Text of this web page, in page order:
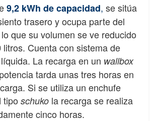
9,2 kWh de capacidad, se sitúa
trasero y ocupa parte del
que su volumen se ve reducido
litros. Cuenta con sistema de
La recarga en un wallbox
tarda unas tres horas en
Si se utiliza un enchufe
tipo schuko la recarga se realiza
cinco horas.